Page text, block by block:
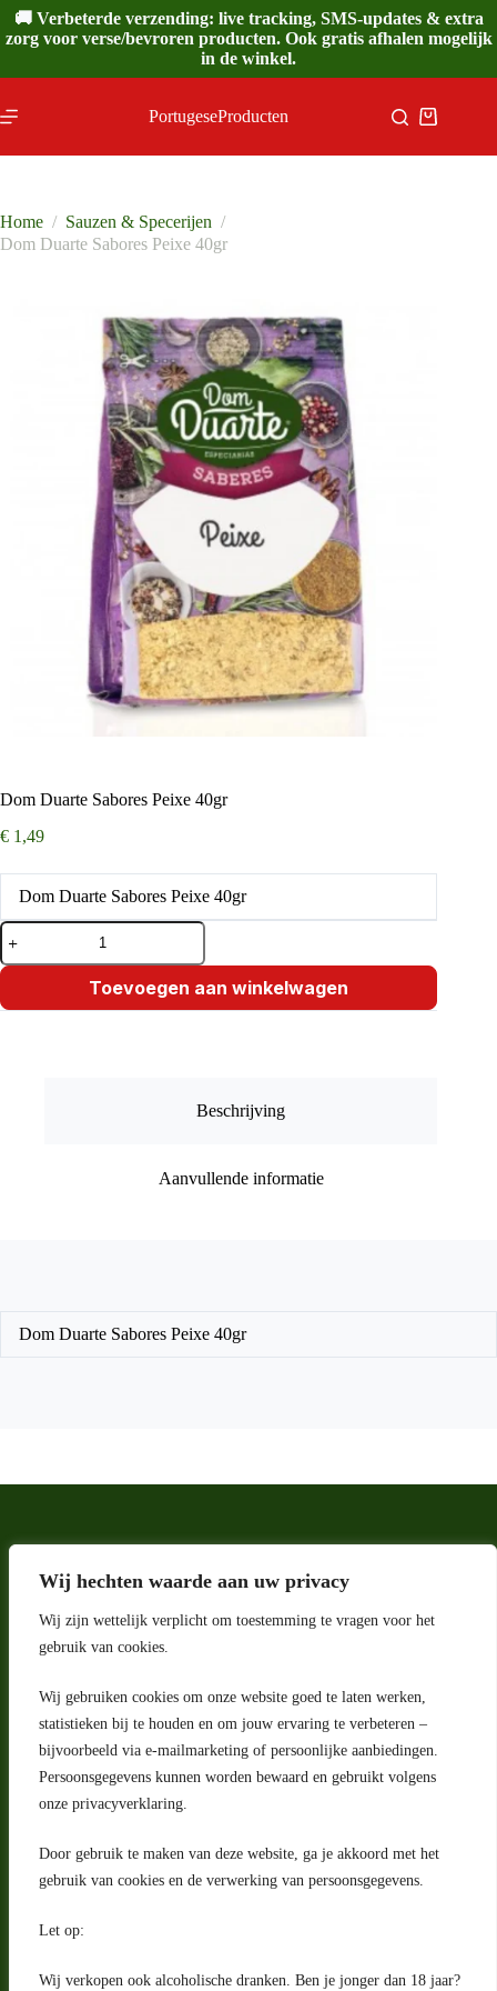
Wij hechten waarde aan uw privacy
Wij zijn wettelijk verplicht om toestemming te vragen voor het
gebruik van cookies.
Wij gebruiken cookies om onze website goed te laten werken,
statistieken bij te houden en om jouw ervaring te verbeteren –
bijvoorbeeld via e-mailmarketing of persoonlijke aanbiedingen.
Persoonsgegevens kunnen worden bewaard en gebruikt volgens
onze privacyverklaring.
Door gebruik te maken van deze website, ga je akkoord met het
gebruik van cookies en de verwerking van persoonsgegevens.
Let op:
Wij verkopen ook alcoholische dranken. Ben je jonger dan 18 jaar?
Ga
naar
de
🚚 Verbeterde verzending: live tracking, SMS-updates & extra
zorg voor verse/bevroren producten. Ook gratis afhalen mogelijk
in de winkel.
PortugeseProducten
Home / Sauzen & Specerijen /
Dom Duarte Sabores Peixe 40gr
Dom Duarte Sabores Peixe 40gr
€ 1,49
Dom Duarte Sabores Peixe 40gr
Dom
Duarte
Sabores
40gr
Toevoegen aan winkelwagen
Beschrijving
Aanvullende informatie
Dom Duarte Sabores Peixe 40gr
Adres
Riga 4 E
2993 LW Barendrecht
Nederland
Contact
klantenservice@portugeseproducten.nl
Facebook
Herroepingsrecht